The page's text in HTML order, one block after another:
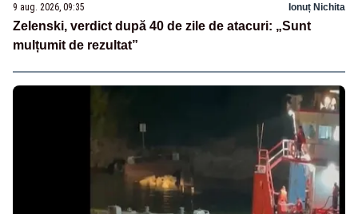
9 aug. 2026, 09:35 Ionuț Nichita
Zelenski, verdict după 40 de zile de atacuri: „Sunt
mulțumit de rezultat”